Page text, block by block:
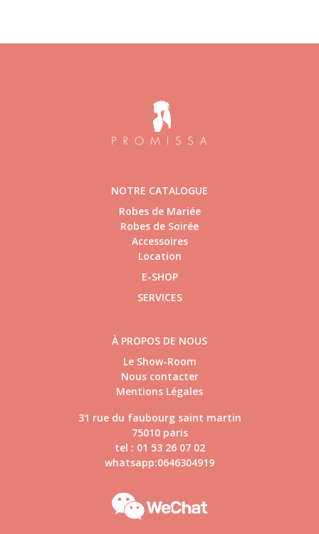
NOTRE CATALOGUE
Robes de Mariée
Robes de Soirée
Accessoires
Location
E-SHOP
SERVICES
À PROPOS DE NOUS
Le Show-Room
Nous contacter
Mentions Légales
31 rue du faubourg saint martin
75010 paris
tel : 01 53 26 07 02
whatsapp:0646304919